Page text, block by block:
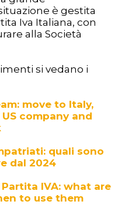
è gestita
Iva Italiana, con
alla Società
si vedano i
move to Italy,
company and
quali sono
dal 2024
IVA: what are
to use them